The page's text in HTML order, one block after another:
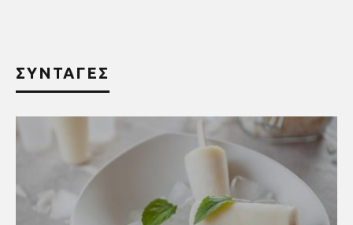
ΣΥΝΤΑΓΕΣ